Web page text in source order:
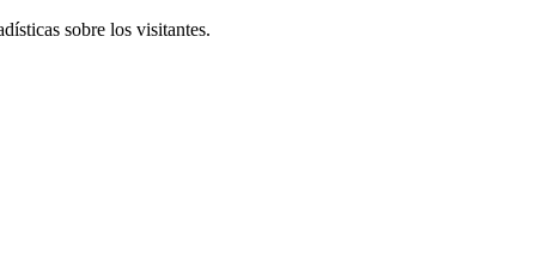
sobre los visitantes.